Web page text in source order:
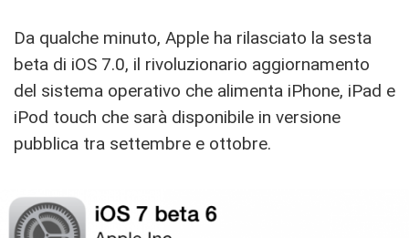
Da qualche minuto, Apple ha rilasciato la sesta
beta di iOS 7.0, il rivoluzionario aggiornamento
del sistema operativo che alimenta iPhone, iPad e
iPod touch che sarà disponibile in versione
pubblica tra settembre e ottobre.